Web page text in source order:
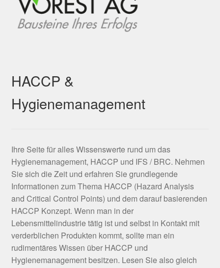
HACCP &
Hygienemanagement
Ihre Seite für alles Wissenswerte rund um das
Hygienemanagement, HACCP und IFS / BRC. Nehmen
Sie sich die Zeit und erfahren Sie grundlegende
Informationen zum Thema HACCP (Hazard Analysis
and Critical Control Points) und dem darauf basierenden
HACCP Konzept. Wenn man in der
Lebensmittelindustrie tätig ist und selbst in Kontakt mit
verderblichen Produkten kommt, sollte man ein
rudimentäres Wissen über HACCP und
Hygienemanagement besitzen. Lesen Sie also gleich